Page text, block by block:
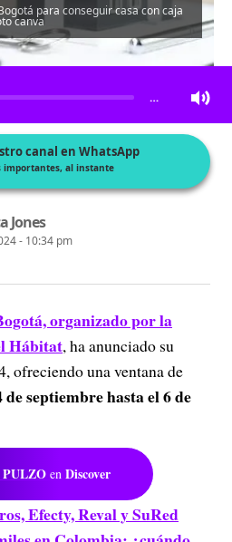
para conseguir casa con caja
canva
el artículo
…
canal en WhatsApp
importantes, al instante
Jones
- 10:34 pm
organizado por la
Hábitat, ha anunciado su
ofreciendo una ventana de
septiembre hasta el 6 de
PULZO en Discover
Efecty, Reval y SuRed